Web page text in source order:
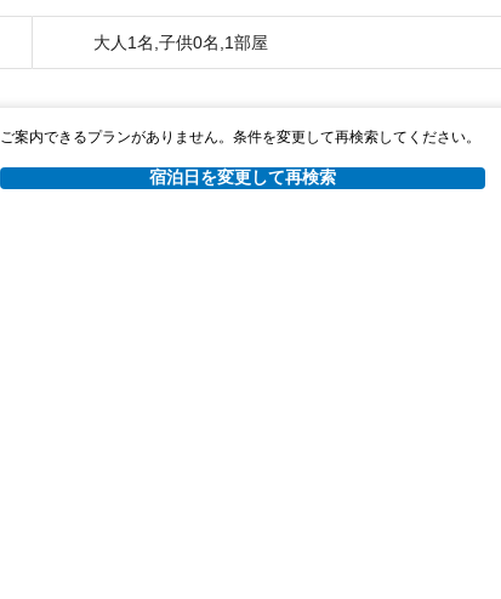
大人1名,子供0名,1部屋
ご案内できるプランがありません。条件を変更して再検索してください。
宿泊日を変更して再検索